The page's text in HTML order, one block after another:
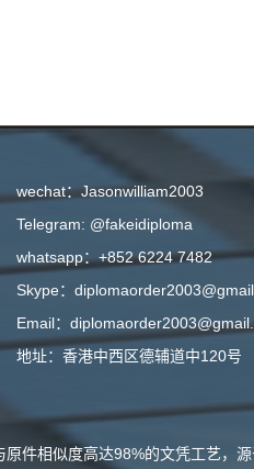
wechat：Jasonwilliam2003
Telegram: @fakeidiploma
whatsapp：+852 6224 7482
Skype：
Email：
地址：香港中西区德辅道中120号
件相似度高达98%的文凭工艺，